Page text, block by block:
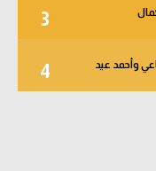
3
4 وأحمد عيد